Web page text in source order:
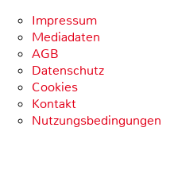
Impressum
Mediadaten
AGB
Datenschutz
Cookies
Kontakt
Nutzungsbedingungen